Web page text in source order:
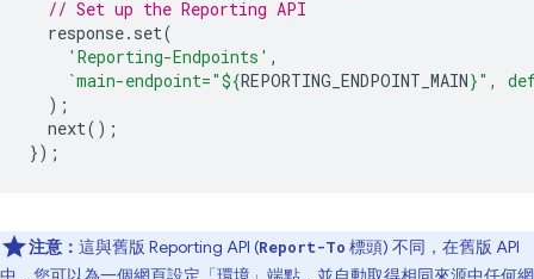
// Set up the Reporting API
response. set(
'Reporting-Endpoints' ,
`main-endpoint="${REPORTING_ENDPOINT_MAIN}",
);
next();
});
注意： 這與舊版 Reporting API (Report-To 標頭) 不同，在舊版 API